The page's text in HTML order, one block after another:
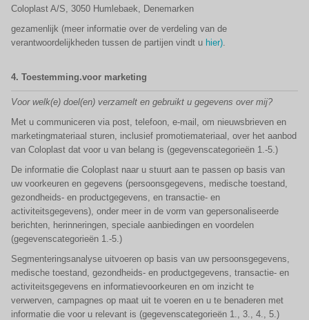
Coloplast A/S, 3050 Humlebaek, Denemarken
gezamenlijk (meer informatie over de verdeling van de
verantwoordelijkheden tussen de partijen vindt u hier)
4. Toestemming.voor marketing
Voor welk(e) doel(en) verzamelt en gebruikt u gegevens over mij?
Met u communiceren via post, telefoon, e-mail, om nieuwsbrieven en
marketingmateriaal sturen, inclusief promotiemateriaal, over het aanbod
van Coloplast dat voor u van belang is (gegevenscategorieën 1.-5.)
De informatie die Coloplast naar u stuurt aan te passen op basis van
uw voorkeuren en gegevens (persoonsgegevens, medische toestand,
gezondheids- en productgegevens, en transactie- en
activiteitsgegevens), onder meer in de vorm van gepersonaliseerde
berichten, herinneringen, speciale aanbiedingen en voordelen
(gegevenscategorieën 1.-5.)
Segmenteringsanalyse uitvoeren op basis van uw persoonsgegevens,
medische toestand, gezondheids- en productgegevens, transactie- en
activiteitsgegevens en informatievoorkeuren en om inzicht te
verwerven, campagnes op maat uit te voeren en u te benaderen met
informatie die voor u relevant is (gegevenscategorieën 1., 3., 4., 5.)